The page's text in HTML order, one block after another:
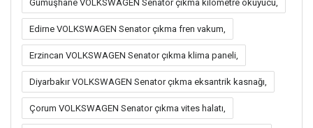
Gümüşhane VOLKSWAGEN Senator çıkma kilometre okuyucu,
Edirne VOLKSWAGEN Senator çıkma fren vakum,
Erzincan VOLKSWAGEN Senator çıkma klima paneli,
Diyarbakır VOLKSWAGEN Senator çıkma eksantrik kasnağı,
Çorum VOLKSWAGEN Senator çıkma vites halatı,